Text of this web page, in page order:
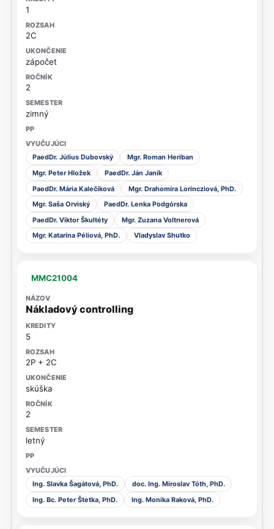
1
2C
zápočet
2
zimný
PaedDr. Július Dubovský
Mgr. Roman Heriban
Mgr. Peter Hložek
PaedDr. Ján Janík
PaedDr. Mária Kalečíková
Mgr. Drahomíra Lorincziová, PhD.
Mgr. Saša Orviský
PaedDr. Lenka Podgórska
PaedDr. Viktor Škultéty
Mgr. Zuzana Voltnerová
Mgr. Katarína Péliová, PhD.
Vladyslav Shutko
MMC21004
Nákladový controlling
5
2P + 2C
skúška
2
letný
Ing. Slavka Šagátová, PhD.
doc. Ing. Miroslav Tóth, PhD.
Ing. Bc. Peter Štetka, PhD.
Ing. Monika Raková, PhD.